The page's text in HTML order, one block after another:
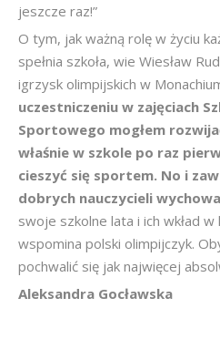
jeszcze raz!”
O tym, jak ważną rolę w życiu
spełnia szkoła, wie Wiesław
igrzysk olimpijskich w
uczestniczeniu w zajęciach
Sportowego mogłem
właśnie w szkole po raz
cieszyć się sportem. No i
dobrych nauczycieli
swoje szkolne lata i ich wkład
wspomina polski olimpijczyk.
pochwalić się jak najwięcej
Aleksandra Gocławska